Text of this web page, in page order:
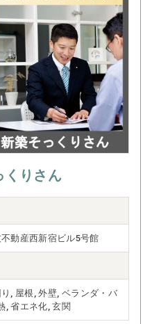
くりさん
動産西新宿ビル5号館
, 屋根, 外壁, ベランダ・バ
, 省エネ化, 玄関